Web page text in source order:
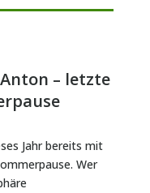
– letzte
Jahr bereits mit
Wer